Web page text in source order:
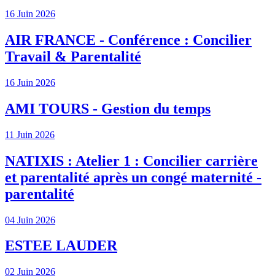
16 Juin 2026
AIR FRANCE - Conférence : Concilier
Travail & Parentalité
16 Juin 2026
AMI TOURS - Gestion du temps
11 Juin 2026
NATIXIS : Atelier 1 : Concilier carrière
et parentalité après un congé maternité -
parentalité
04 Juin 2026
ESTEE LAUDER
02 Juin 2026